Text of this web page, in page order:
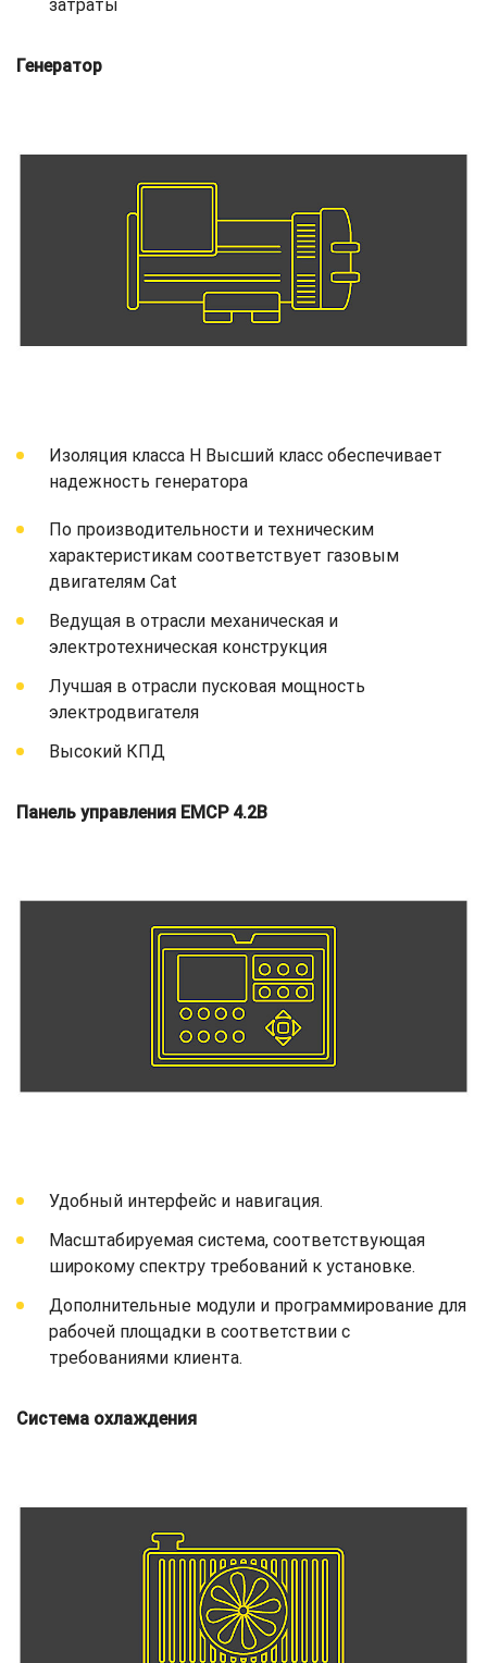
затраты
Генератор
Изоляция класса H Высший класс обеспечивает
надежность генератора
По производительности и техническим
характеристикам соответствует газовым
двигателям Cat
Ведущая в отрасли механическая и
электротехническая конструкция
Лучшая в отрасли пусковая мощность
электродвигателя
Высокий КПД
Панель управления EMCP 4.2B
Удобный интерфейс и навигация.
Масштабируемая система, соответствующая
широкому спектру требований к установке.
Дополнительные модули и программирование для
рабочей площадки в соответствии с
требованиями клиента.
Система охлаждения